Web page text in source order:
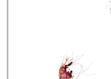
PAPALLONES –